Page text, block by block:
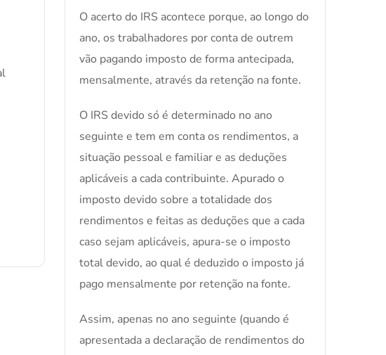
O acerto do IRS acontece porque, ao longo do
ano, os trabalhadores por conta de outrem
vão pagando imposto de forma antecipada,
mensalmente, através da retenção na fonte.
O IRS devido só é determinado no ano
seguinte e tem em conta os rendimentos, a
situação pessoal e familiar e as deduções
aplicáveis a cada contribuinte. Apurado o
imposto devido sobre a totalidade dos
rendimentos e feitas as deduções que a cada
caso sejam aplicáveis, apura-se o imposto
total devido, ao qual é deduzido o imposto já
pago mensalmente por retenção na fonte.
Assim, apenas no ano seguinte (quando é
apresentada a declaração de rendimentos do